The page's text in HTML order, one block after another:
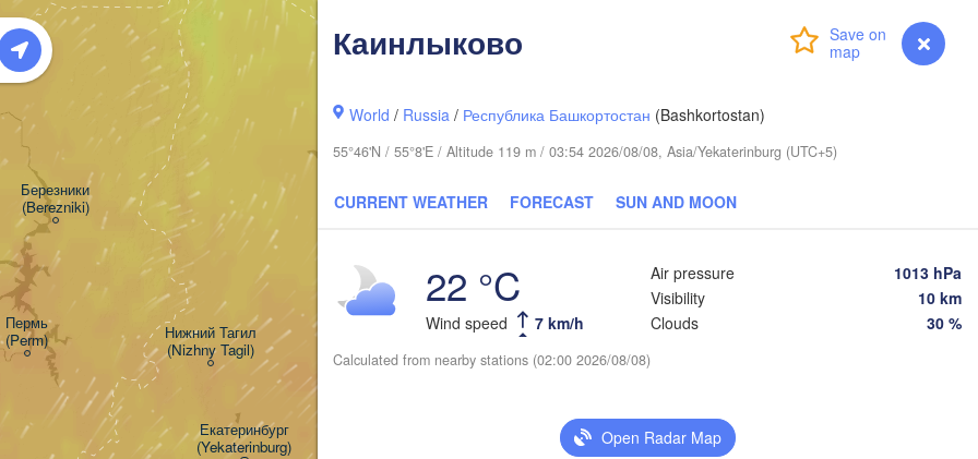
myVentusky Forecast
Каинлыково
World / Russia / Республика Башкортостан (Bashkortostan)
55°46'N / 55°8'E / Altitude 119 m / 03:54 2026/08/08, Asia/Yekaterinburg (UTC+5)
CURRENT WEATHER FORECAST SUN AND MOON
22 °C
Wind speed 7 km/h
Air pressure
1013 hPa
Visibility
10 km
Clouds
30 %
Calculated from nearby stations (02:00 2026/08/08)
Open Radar Map
Пермь
(Perm)
Екатеринбург
(Yekaterinburg)
Березники
(Berezniki)
Нижний Тагил
(Nizhny Tagil)